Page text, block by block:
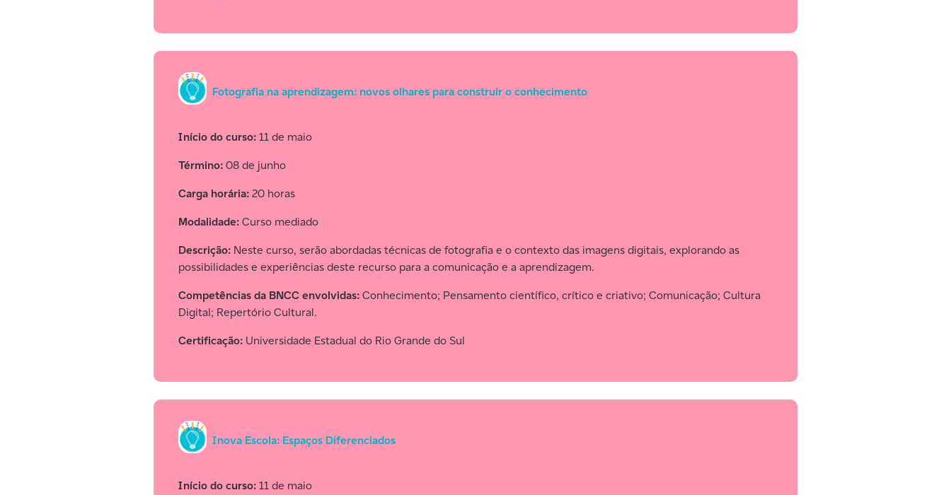
Fotografia na aprendizagem: novos olhares para construir o conhecimento
Início do curso:11 de maio
Término:08 de junho
Carga horária:20 horas
Modalidade:Curso mediado
Descrição: Neste curso, serão abordadas técnicas de fotografia e o contexto das imagens digitais, explorando as
possibilidades e experiências deste recurso para a comunicação e a aprendizagem.
Competências da BNCC envolvidas:Conhecimento; Pensamento científico, crítico e criativo; Comunicação; Cultura
Digital; Repertório Cultural.
Certificação: Universidade Estadual do Rio Grande do Sul
Inova Escola: Espaços Diferenciados
Início do curso:11 de maio